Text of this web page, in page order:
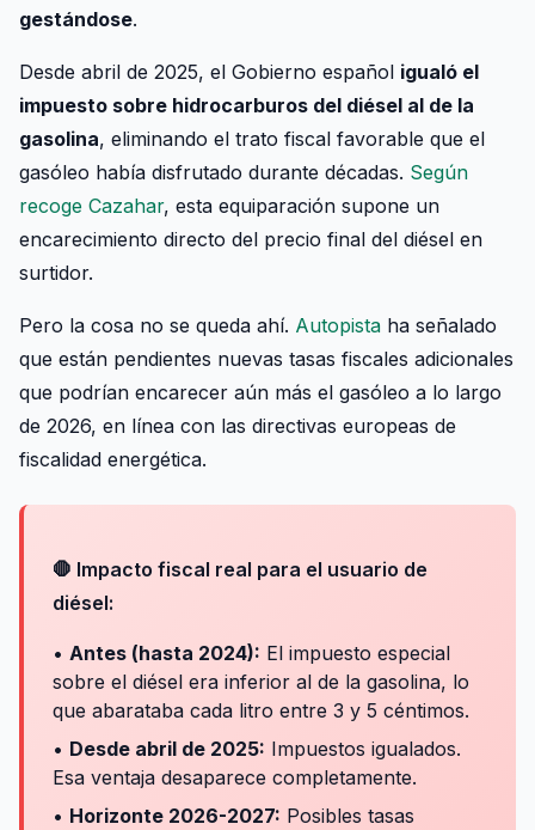
gestándose.
Desde abril de 2025, el Gobierno español igualó el
impuesto sobre hidrocarburos del diésel al de la
gasolina, eliminando el trato fiscal favorable que el
gasóleo había disfrutado durante décadas. Según
recoge Cazahar, esta equiparación supone un
encarecimiento directo del precio final del diésel en
surtidor.
Pero la cosa no se queda ahí. Autopista ha señalado
que están pendientes nuevas tasas fiscales adicionales
que podrían encarecer aún más el gasóleo a lo largo
de 2026, en línea con las directivas europeas de
fiscalidad energética.
🛑 Impacto fiscal real para el usuario de
diésel:
• Antes (hasta 2024): El impuesto especial
sobre el diésel era inferior al de la gasolina, lo
que abarataba cada litro entre 3 y 5 céntimos.
• Desde abril de 2025: Impuestos igualados.
Esa ventaja desaparece completamente.
• Horizonte 2026-2027: Posibles tasas